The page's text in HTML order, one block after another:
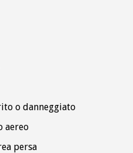
o danneggiato
aereo
persa